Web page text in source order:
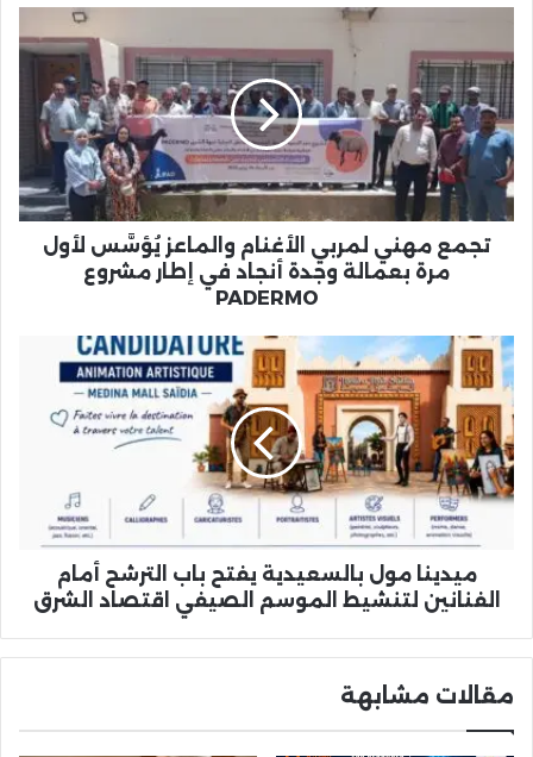
لمربي
الأغنام
والماعز
يُؤسَّس
لأول
مرة
بعمالة
وجدة
مشروع
PADERMO
تجمع مهني لمربي الأغنام والماعز يُؤسَّس لأول
مرة بعمالة وجدة أنجاد في إطار مشروع
PADERMO
ميدينا
مول
بالسعيدية
يفتح
باب
الترشح
أمام
الفنانين
لتنشيط
الموسم
الصيفي
ميدينا مول بالسعيدية يفتح باب الترشح أمام
الفنانين لتنشيط الموسم الصيفي اقتصاد الشرق
مقالات مشابهة